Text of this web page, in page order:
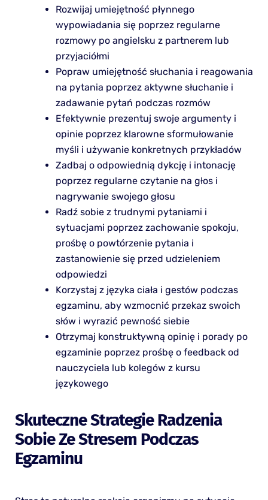
Rozwijaj umiejętność płynnego
wypowiadania się poprzez regularne
rozmowy po angielsku z partnerem lub
przyjaciółmi
Popraw umiejętność słuchania i reagowania
na pytania poprzez aktywne słuchanie i
zadawanie pytań podczas rozmów
Efektywnie prezentuj swoje argumenty i
opinie poprzez klarowne sformułowanie
myśli i używanie konkretnych przykładów
Zadbaj o odpowiednią dykcję i intonację
poprzez regularne czytanie na głos i
nagrywanie swojego głosu
Radź sobie z trudnymi pytaniami i
sytuacjami poprzez zachowanie spokoju,
prośbę o powtórzenie pytania i
zastanowienie się przed udzieleniem
odpowiedzi
Korzystaj z języka ciała i gestów podczas
egzaminu, aby wzmocnić przekaz swoich
słów i wyrazić pewność siebie
Otrzymaj konstruktywną opinię i porady po
egzaminie poprzez prośbę o feedback od
nauczyciela lub kolegów z kursu
językowego
Skuteczne Strategie Radzenia
Sobie Ze Stresem Podczas
Egzaminu